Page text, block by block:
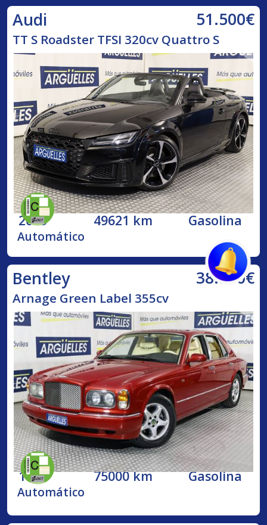
Audi 51.500€
TT S Roadster TFSI 320cv Quattro S
2023 49621 km Gasolina
Automático
Bentley 38.500€
Arnage Green Label 355cv
1998 75000 km Gasolina
Automático